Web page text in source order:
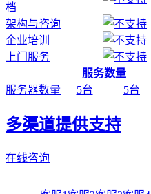
档
架构与咨询
企业培训
上门服务
服务数量
服务器数量
5台 5台
多渠道提供支持
在线咨询